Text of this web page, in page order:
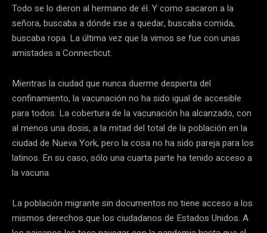
Todo se lo dieron al hermano de él. Y como sacaron a la
señora, buscaba a dónde irse a quedar, buscaba comida,
buscaba ropa. La última vez que la vimos se fue con unas
amistades a Connecticut.
Mientras la ciudad que nunca duerme despierta del
confinamiento, la vacunación no ha sido igual de accesible
para todos. La cobertura de la vacunación ha alcanzado, con
al menos una dosis, a la mitad del total de la población en la
ciudad de Nueva York, pero la cosa no ha sido pareja para los
latinos. En su caso, sólo una cuarta parte ha tenido acceso a
la vacuna.
La población migrante sin documentos no tiene acceso a los
mismos derechos que los ciudadanos de Estados Unidos. A